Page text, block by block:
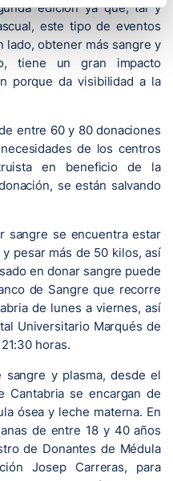
edición ya que, tal y
este tipo de eventos
lado, obtener más sangre y
tiene un gran impacto
porque da visibilidad a la
entre 60 y 80 donaciones
de los centros
en beneficio de la
se están salvando
sangre se encuentra estar
pesar más de 50 kilos, así
en donar sangre puede
de Sangre que recorre
de lunes a viernes, así
Universitario Marqués de
horas.
sangre y plasma, desde el
Cantabria se encargan de
ósea y leche materna. En
de entre 18 y 40 años
de Donantes de Médula
Josep Carreras, para